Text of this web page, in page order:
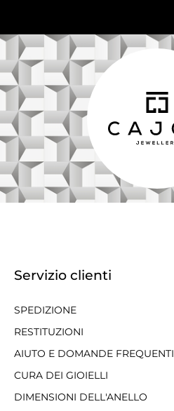
Servizio clienti
SPEDIZIONE
RESTITUZIONI
AIUTO E DOMANDE FREQUENTI
CURA DEI GIOIELLI
DIMENSIONI DELL'ANELLO